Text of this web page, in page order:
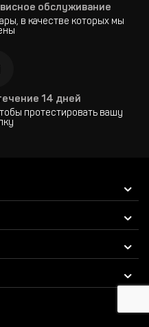
обслуживание
в качестве которых мы
14 дней
протестировать вашу